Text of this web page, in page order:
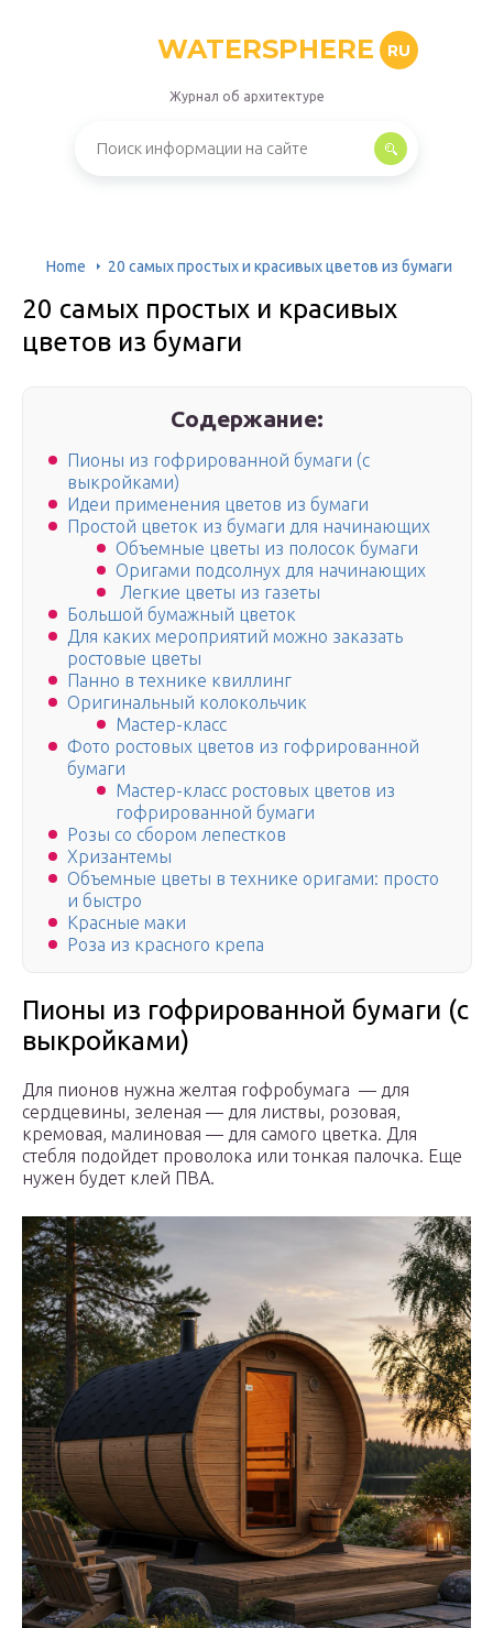
WATERSPHERE RU
Журнал об архитектуре
Home 20 самых простых и красивых цветов из бумаги
20 самых простых и красивых
цветов из бумаги
Содержание:
Пионы из гофрированной бумаги (с
выкройками)
Идеи применения цветов из бумаги
Простой цветок из бумаги для начинающих
Объемные цветы из полосок бумаги
Оригами подсолнух для начинающих
Легкие цветы из газеты
Большой бумажный цветок
Для каких мероприятий можно заказать
ростовые цветы
Панно в технике квиллинг
Оригинальный колокольчик
Мастер-класс
Фото ростовых цветов из гофрированной
бумаги
Мастер-класс ростовых цветов из
гофрированной бумаги
Розы со сбором лепестков
Хризантемы
Объемные цветы в технике оригами: просто
и быстро
Красные маки
Роза из красного крепа
Пионы из гофрированной бумаги (с
выкройками)
Для пионов нужна желтая гофробумага — для
сердцевины, зеленая — для листвы, розовая,
кремовая, малиновая — для самого цветка. Для
стебля подойдет проволока или тонкая палочка. Еще
нужен будет клей ПВА.